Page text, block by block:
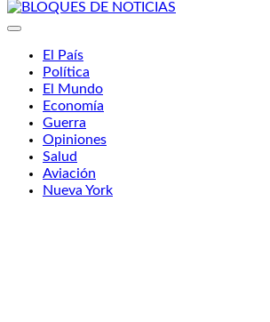
El País
Política
El Mundo
Economía
Guerra
Opiniones
Salud
Aviación
Nueva York